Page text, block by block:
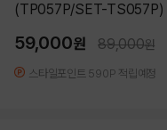
(TP057P/SET-TS057P)
59,000원 89,000원
스타일포인트 590P 적립예정